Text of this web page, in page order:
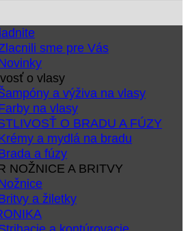
sme pre Vás
o vlasy
a výživa na vlasy
na vlasy
O BRADU A FÚZY
a mydlá na bradu
a fúzy
NOŽNICE A BRITVY
a žiletky